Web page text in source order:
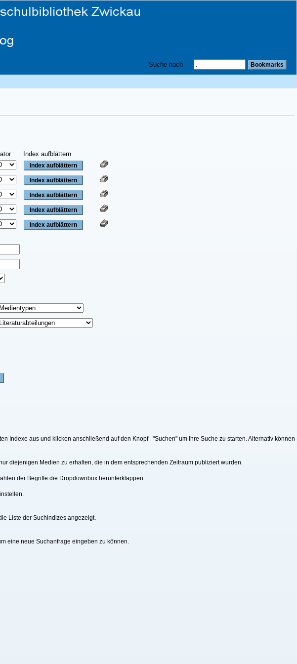
Index aufblättern
Indexe aus und klicken anschließend auf den Knopf "Suchen" um Ihre Suche zu starten. Alternativ können
diejenigen Medien zu erhalten, die in dem entsprechenden Zeitraum publiziert wurden.
der Begriffe die Dropdownbox herunterklappen.
Liste der Suchindizes angezeigt.
eine neue Suchanfrage eingeben zu können.
Suche nach